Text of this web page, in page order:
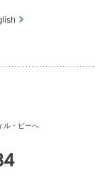
ル・ビーへ